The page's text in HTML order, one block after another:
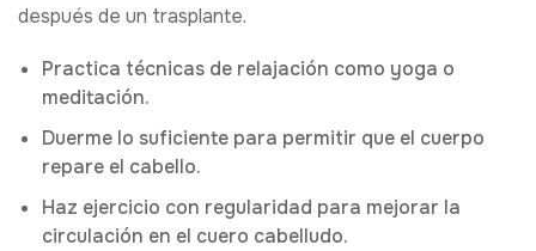
después de un trasplante.
Practica técnicas de relajación como yoga o
meditación.
Duerme lo suficiente para permitir que el cuerpo
repare el cabello.
Haz ejercicio con regularidad para mejorar la
circulación en el cuero cabelludo.